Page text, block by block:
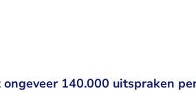
140.000 uitspraken